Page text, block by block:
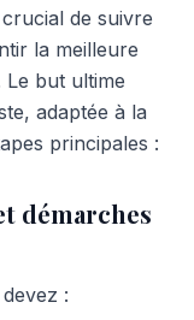
de suivre
la meilleure
Le but ultime
adaptée à la
principales :
démarches
: